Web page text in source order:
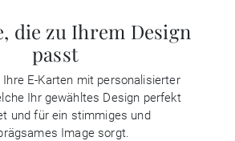
die zu Ihrem Design
passt
Ihre E-Karten mit personalisierter
Ihr gewähltes Design perfekt
und für ein stimmiges und
Image sorgt.